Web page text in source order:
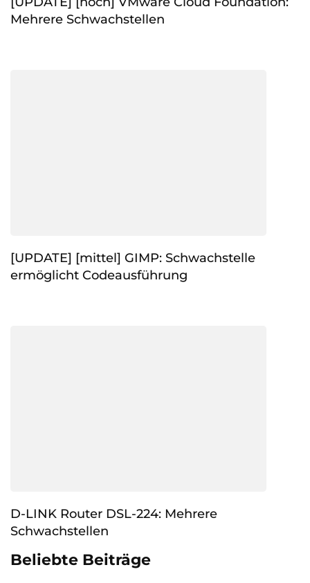
Mehrere Schwachstellen
[UPDATE] [mittel] GIMP: Schwachstelle
ermöglicht Codeausführung
D-LINK Router DSL-224: Mehrere
Schwachstellen
Beliebte Beiträge